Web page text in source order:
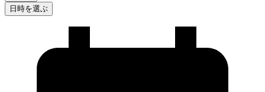
日時を選ぶ